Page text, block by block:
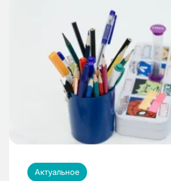
Актуальное